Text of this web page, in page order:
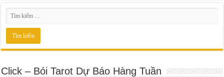
Click – Bói Tarot Dự Báo Hàng Tuần